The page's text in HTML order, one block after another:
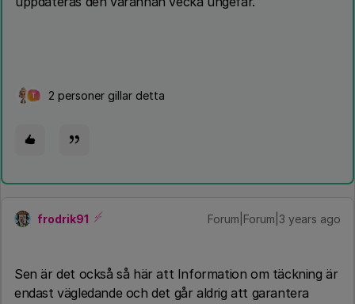
T 2 personer gillar detta
frodrik91 Forum|Forum|3 years ago
Sen är det också så här att Information om täckning är
endast vägledande och det går aldrig att garantera